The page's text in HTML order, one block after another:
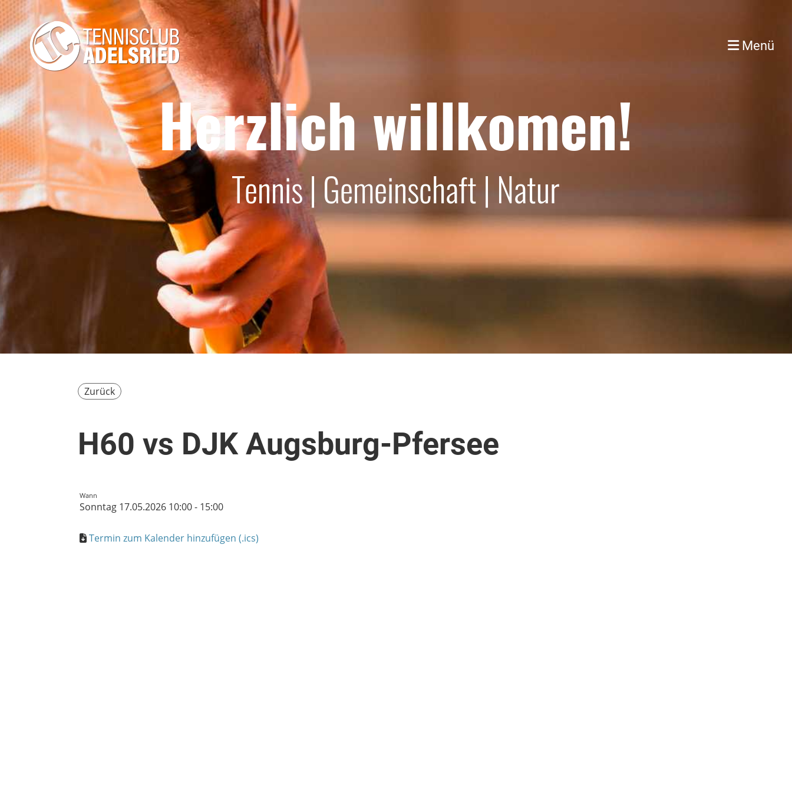
Menü
Herzlich willkomen!
Tennis | Gemeinschaft | Natur
Zurück
H60 vs DJK Augsburg-Pfersee
Wann
Sonntag 17.05.2026 10:00 - 15:00
Termin zum Kalender hinzufügen (.ics)